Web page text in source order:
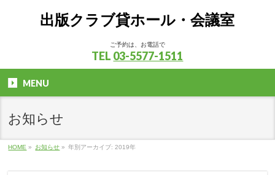
出版クラブ貸ホール・会議室
ご予約は、お電話で
TEL 03-5577-1511
MENU
お知らせ
HOME » お知らせ » 年別アーカイブ: 2019年